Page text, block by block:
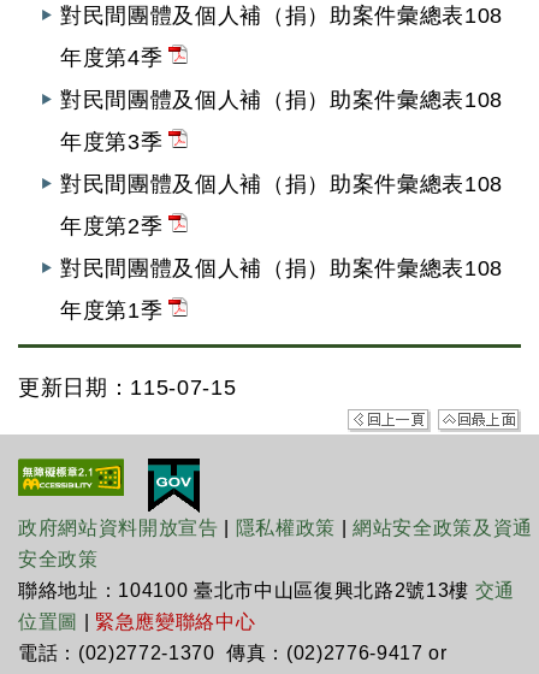
對民間團體及個人補（捐）助案件彙總表108
年度第4季
對民間團體及個人補（捐）助案件彙總表108
年度第3季
對民間團體及個人補（捐）助案件彙總表108
年度第2季
對民間團體及個人補（捐）助案件彙總表108
年度第1季
更新日期：115-07-15
政府網站資料開放宣告 隱私權政策 |網站安全政策及資通
安全政策
聯絡地址：104100 臺北市中山區復興北路2號13樓 交通
位置圖
緊急應變聯絡中心
電話：(02)2772-1370 傳真：(02)2776-9417 or